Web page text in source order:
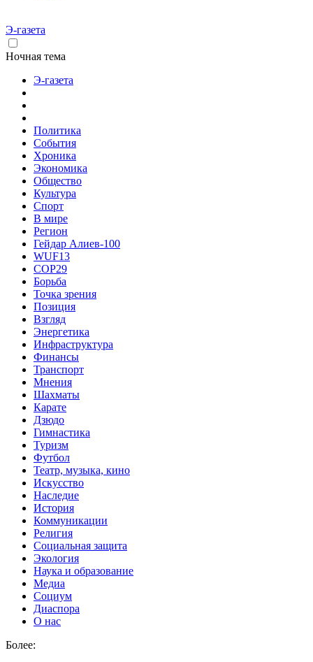
Э-газета
Ночная тема
Э-газета
Политика
События
Хроника
Экономика
Общество
Культура
Спорт
В мире
Регион
Гейдар Алиев-100
WUF13
COP29
Борьба
Точка зрения
Позиция
Взгляд
Энергетика
Инфраструктура
Финансы
Транспорт
Мнения
Шахматы
Карате
Дзюдо
Гимнастика
Туризм
Футбол
Театр, музыка, кино
Искусство
Наследие
История
Коммуникации
Религия
Социальная защита
Экология
Наука и образование
Медиа
Социум
Диаспора
О нас
Более: